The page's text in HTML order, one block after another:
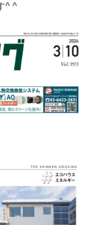
^ ^